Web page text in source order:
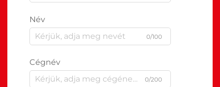
Név
0/100
Cégnév
0/200